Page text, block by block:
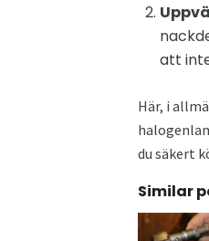
att
Här, i
du säkert
Similar